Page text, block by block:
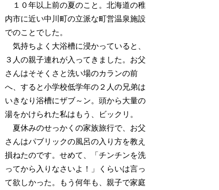
１０年以上前の夏のこと。北海道の稚
内市に近い中川町の立派な町営温泉施設
でのことでした。
気持ちよく大浴槽に浸かっていると、
３人の親子連れが入ってきました。お父
さんはそそくさと洗い場のカランの前
へ、すると小学校低学年の２人の兄弟は
いきなり浴槽にザブ～ン。頭から大量の
湯をかけられた私はもう、ビックリ。
夏休みのせっかくの家族旅行で、お父
さんはパブリックの風呂の入り方を教え
損ねたのです。せめて、「チンチンを洗
ってから入りなさいよ！」くらいは言っ
て欲しかった。もう何年も、親子で家庭